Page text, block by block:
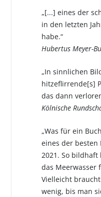
„[...] eines der
in den letzten
habe.“
Hubertus Meyer-
„In sinnlichen
hitzeflirrende[s]
das dann
Kölnische
„Was für ein
eines der besten
2021. So bildhaft
das Meerwasser
Vielleicht
wenig, bis man